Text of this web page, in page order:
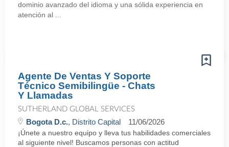
dominio avanzado del idioma y una sólida experiencia en
atención al ...
Agente De Ventas Y Soporte
Técnico Semibilingüe - Chats
Y Llamadas
SUTHERLAND GLOBAL SERVICES
Bogota D.c., Distrito Capital 11/06/2026
¡Únete a nuestro equipo y lleva tus habilidades comerciales
al siguiente nivel! Buscamos personas con actitud